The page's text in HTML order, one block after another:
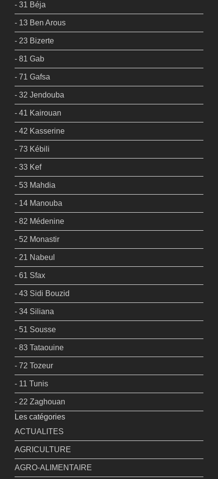
- 31 Béja
- 13 Ben Arous
- 23 Bizerte
- 81 Gab
- 71 Gafsa
- 32 Jendouba
- 41 Kairouan
- 42 Kasserine
- 73 Kébili
- 33 Kef
- 53 Mahdia
- 14 Manouba
- 82 Médenine
- 52 Monastir
- 21 Nabeul
- 61 Sfax
- 43 Sidi Bouzid
- 34 Siliana
- 51 Sousse
- 83 Tataouine
- 72 Tozeur
- 11 Tunis
- 22 Zaghouan
Les catégories
ACTUALITES
AGRICULTURE
AGRO-ALIMENTAIRE